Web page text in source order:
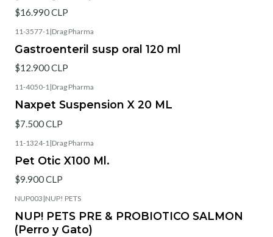
$16.990 CLP
11-3577-1 |Drag Pharma
Gastroenteril susp oral 120 ml
$12.900 CLP
11-4050-1|Drag Pharma
Naxpet Suspension X 20 ML
$7.500 CLP
11-1324-1 |Drag Pharma
Pet Otic X100 Ml.
$9.900 CLP
NUP003 |NUP! PETS
NUP! PETS PRE & PROBIOTICO SALMON
(Perro y Gato)